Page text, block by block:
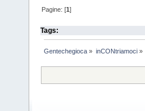
Pagine: [1]
Tags:
Gentechegioca » inCONtriamoci»